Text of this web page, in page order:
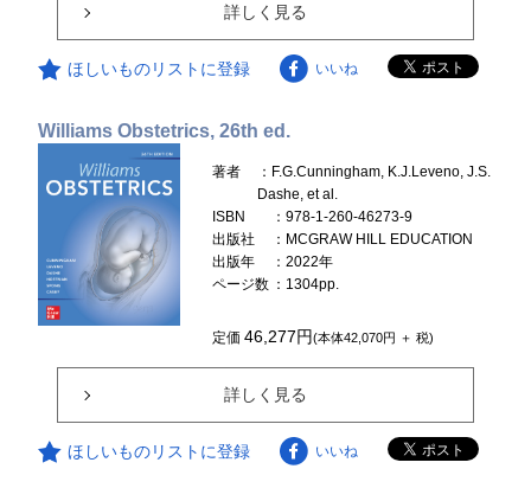
詳しく見る
ほしいものリストに登録 いいね
Williams Obstetrics, 26th ed.
著者
：F.G.Cunningham, K.J.Leveno, J.S.
Dashe, et al.
ISBN
：978-1-260-46273-9
出版社
：MCGRAW HILL EDUCATION
出版年
：2022年
ページ数 ：1304pp.
定価46,277円(本体42,070円 ＋ 税)
詳しく見る
ほしいものリストに登録 いいね